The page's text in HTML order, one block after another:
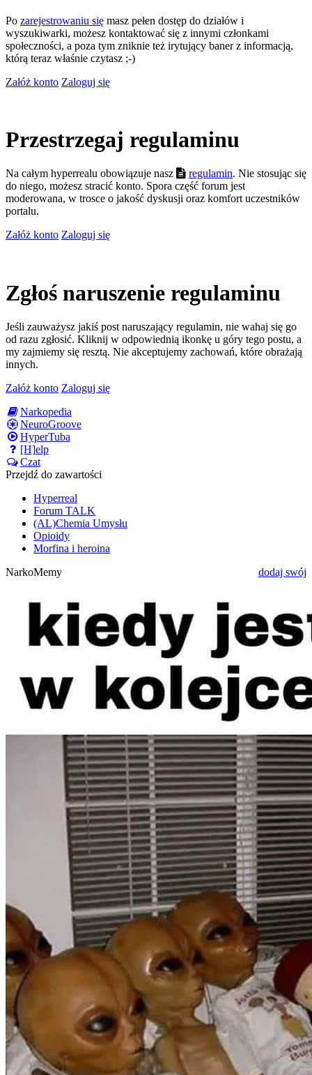
Po zarejestrowaniu się masz pełen dostęp do działów i
wyszukiwarki, możesz kontaktować się z innymi członkami
społeczności, a poza tym zniknie też irytujący baner z informacją,
którą teraz właśnie czytasz ;-)
Załóż konto Zaloguj się
Przestrzegaj regulaminu
Na całym hyperrealu obowiązuje nasz regulamin. Nie stosując się
do niego, możesz stracić konto. Spora część forum jest
moderowana, w trosce o jakość dyskusji oraz komfort uczestników
portalu.
Załóż konto Zaloguj się
Zgłoś naruszenie regulaminu
Jeśli zauważysz jakiś post naruszający regulamin, nie wahaj się go
od razu zgłosić. Kliknij w odpowiednią ikonkę u góry tego postu, a
my zajmiemy się resztą. Nie akceptujemy zachowań, które obrażają
innych.
Załóż konto Zaloguj się
Narkopedia
NeuroGroove
HyperTuba
[H]elp
Czat
Przejdź do zawartości
Hyperreal
Forum TALK
(AL)Chemia Umysłu
Opioidy
Morfina i heroina
NarkoMemy
dodaj swój